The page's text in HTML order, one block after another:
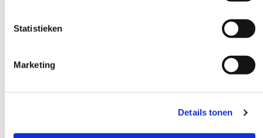
Statistieken
Marketing
Details tonen